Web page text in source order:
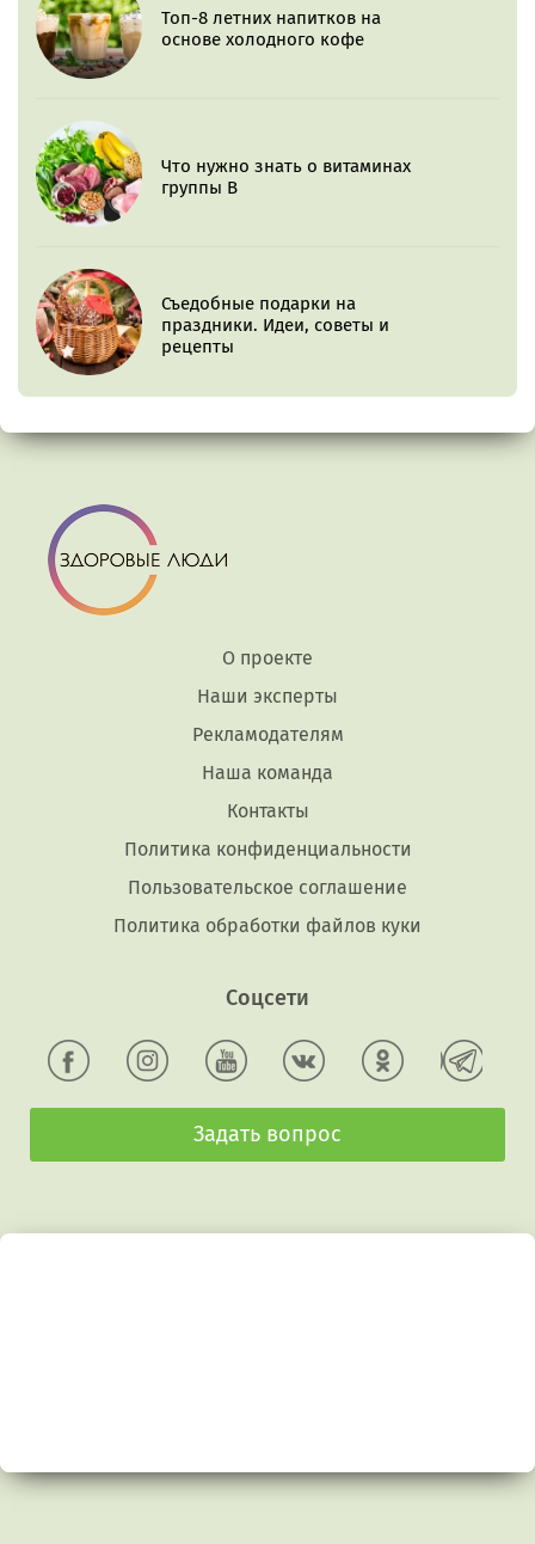
Топ-8 летних напитков на
основе холодного кофе
Что нужно знать о витаминах
группы B
Съедобные подарки на
праздники. Идеи, советы и
рецепты
О проекте
Наши эксперты
Рекламодателям
Наша команда
Контакты
Политика конфиденциальности
Пользовательское соглашение
Политика обработки файлов куки
Соцсети
Задать вопрос